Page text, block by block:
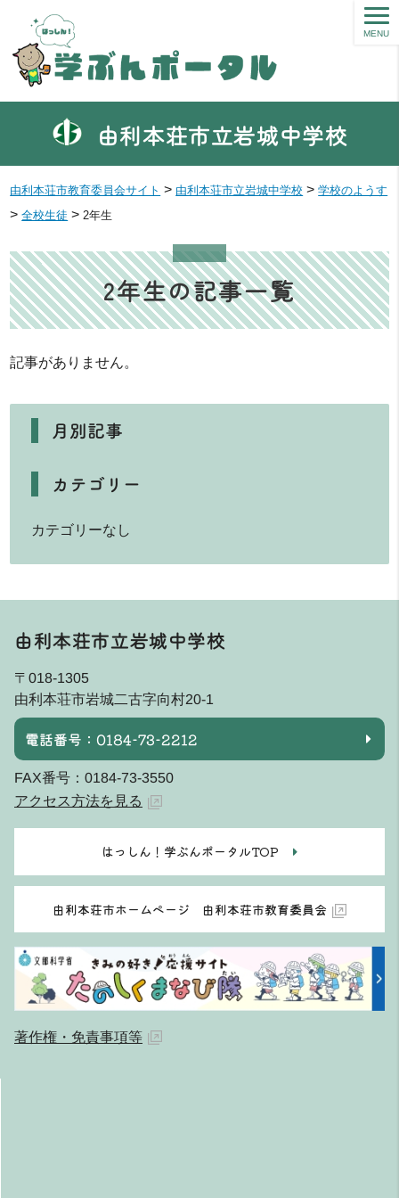
由利本荘市立岩城中学校
MENU
由利本荘市教育委員会サイト > 由利本荘市立岩城中学校 >学校のようす
>全校生徒 > 2年生
2年生の記事一覧
記事がありません。
月別記事
カテゴリー
カテゴリーなし
由利本荘市立岩城中学校
〒018-1305
由利本荘市岩城二古字向村20-1
電話番号：0184-73-2212
FAX番号：0184-73-3550
アクセス方法を見る
はっしん！学ぶんポータルTOP
由利本荘市ホームページ 由利本荘市教育委員会
著作権・免責事項等